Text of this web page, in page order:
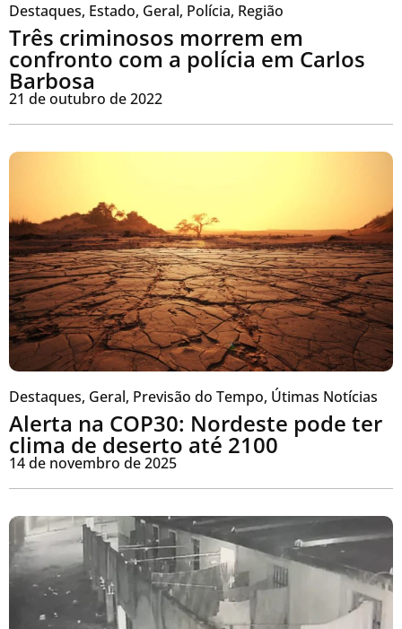
Destaques, Estado, Geral, Polícia, Região
Três criminosos morrem em
confronto com a polícia em Carlos
Barbosa
21 de outubro de 2022
Destaques, Geral, Previsão do Tempo, Útimas Notícias
Alerta na COP30: Nordeste pode ter
clima de deserto até 2100
14 de novembro de 2025